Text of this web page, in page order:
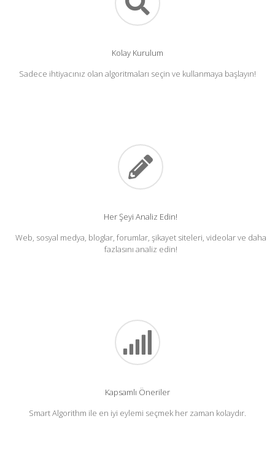
Kolay Kurulum
Sadece ihtiyacınız olan algoritmaları seçin ve kullanmaya başlayın!
Her Şeyi Analiz Edin!
Web, sosyal medya, bloglar, forumlar, şikayet siteleri, videolar ve daha
fazlasını analiz edin!
Kapsamlı Öneriler
Smart Algorithm ile en iyi eylemi seçmek her zaman kolaydır.